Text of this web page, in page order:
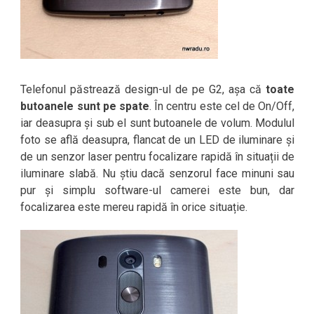
Telefonul păstrează design-ul de pe G2, așa cătoate
butoanele sunt pe spate. În centru este cel de On/Off,
iar deasupra și sub el sunt butoanele de volum. Modulul
foto se află deasupra, flancat de un LED de iluminare și
de un senzor laser pentru focalizare rapidă în situații de
iluminare slabă. Nu știu dacă senzorul face minuni sau
pur și simplu software-ul camerei este bun, dar
focalizarea este mereu rapidă în orice situație.